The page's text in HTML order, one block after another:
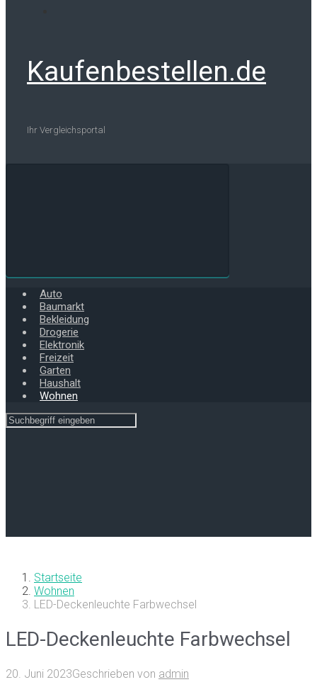
Kaufenbestellen.de
Ihr Vergleichsportal
Auto
Baumarkt
Bekleidung
Drogerie
Elektronik
Freizeit
Garten
Haushalt
Wohnen
Startseite
Wohnen
LED-Deckenleuchte Farbwechsel
LED-Deckenleuchte Farbwechsel
20. Juni 2023Geschrieben von admin